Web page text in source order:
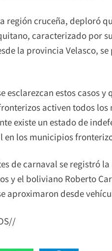
región cruceña, deploró
caracterizado por
la provincia Velasco,
esclarezcan estos casos
activen todos
existe un estado de
los municipios
de carnaval se registró
y el boliviano Roberto
aproximaron desde